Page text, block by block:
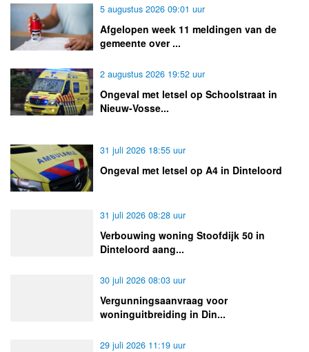
5 augustus 2026 09:01 uur
Afgelopen week 11 meldingen van de
gemeente over ...
2 augustus 2026 19:52 uur
Ongeval met letsel op Schoolstraat in
Nieuw-Vosse...
31 juli 2026 18:55 uur
Ongeval met letsel op A4 in Dinteloord
31 juli 2026 08:28 uur
Verbouwing woning Stoofdijk 50 in
Dinteloord aang...
30 juli 2026 08:03 uur
Vergunningsaanvraag voor
woninguitbreiding in Din...
29 juli 2026 11:19 uur